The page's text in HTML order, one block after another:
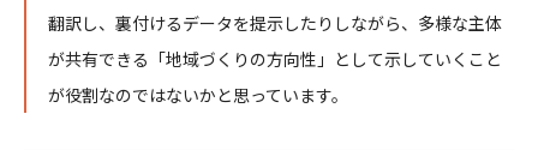
翻訳し、裏付けるデータを提示したりしながら、多様な主体
が共有できる「地域づくりの方向性」として示していくこと
が役割なのではないかと思っています。